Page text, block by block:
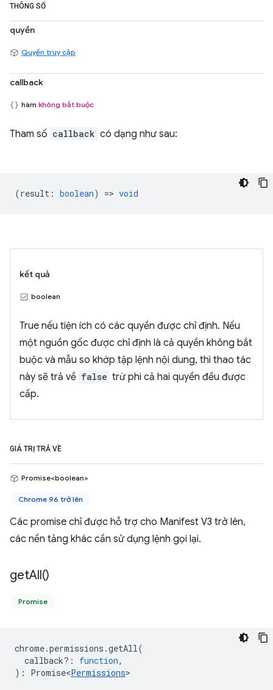
THÔNG SỐ
quyền
Quyền truy cập
callback
hàm không bắt buộc
Tham số callback có dạng như sau:
(result : boolean) => void
kết quả
boolean
True nếu tiện ích có các quyền được chỉ định. Nếu
một nguồn gốc được chỉ định là cả quyền không bắt
buộc và mẫu so khớp tập lệnh nội dung, thì thao tác
này sẽ trả về false trừ phi cả hai quyền đều được
cấp.
GIÁ TRỊ TRẢ VỀ
Promise<boolean>
Chrome 96 trở lên
Các promise chỉ được hỗ trợ cho Manifest V3 trở lên,
các nền tảng khác cần sử dụng lệnh gọi lại.
getAll()
Promise
chrome.permissions .getAll(
callback? : function,
) : Promise<Permissions>